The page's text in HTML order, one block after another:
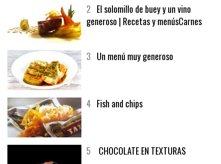
2 El solomillo de buey y un vino
generoso | Recetas y menúsCarnes
3 Un menú muy generoso
4 Fish and chips
5 CHOCOLATE EN TEXTURAS